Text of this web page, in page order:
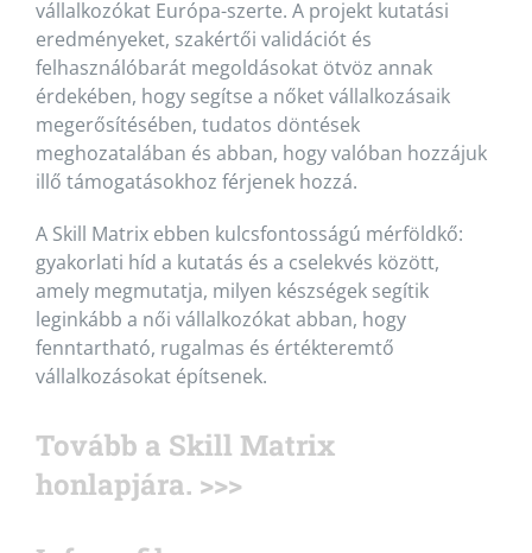
vállalkozókat Európa-szerte. A projekt kutatási
eredményeket, szakértői validációt és
felhasználóbarát megoldásokat ötvöz annak
érdekében, hogy segítse a nőket vállalkozásaik
megerősítésében, tudatos döntések
meghozatalában és abban, hogy valóban hozzájuk
illő támogatásokhoz férjenek hozzá.
A Skill Matrix ebben kulcsfontosságú mérföldkő:
gyakorlati híd a kutatás és a cselekvés között,
amely megmutatja, milyen készségek segítik
leginkább a női vállalkozókat abban, hogy
fenntartható, rugalmas és értékteremtő
vállalkozásokat építsenek.
Tovább a Skill Matrix
honlapjára. >>>